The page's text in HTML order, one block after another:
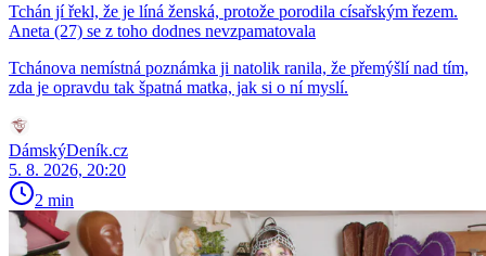
Tchán jí řekl, že je líná ženská, protože porodila císařským řezem.
Aneta (27) se z toho dodnes nevzpamatovala
Tchánova nemístná poznámka ji natolik ranila, že přemýšlí nad tím,
zda je opravdu tak špatná matka, jak si o ní myslí.
DámskýDeník.cz
5. 8. 2026, 20:20
2 min